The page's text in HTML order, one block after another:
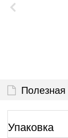
Упаковка